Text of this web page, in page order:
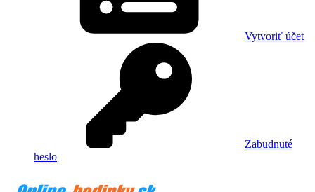
Vytvoriť účet
Zabudnuté
heslo